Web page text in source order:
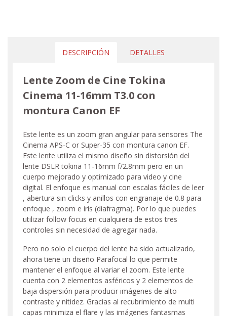
DESCRIPCIÓN DETALLES
Lente Zoom de Cine Tokina
Cinema 11-16mm T3.0 con
montura Canon EF
Este lente es un zoom gran angular para sensores The
Cinema APS-C or Super-35 con montura canon EF.
Este lente utiliza el mismo diseño sin distorsión del
lente DSLR tokina 11-16mm f/2.8mm pero en un
cuerpo mejorado y optimizado para video y cine
digital. El enfoque es manual con escalas fáciles de leer
, abertura sin clicks y anillos con engranaje de 0.8 para
enfoque , zoom e iris (diafragma). Por lo que puedes
utilizar follow focus en cualquiera de estos tres
controles sin necesidad de agregar nada.
Pero no solo el cuerpo del lente ha sido actualizado,
ahora tiene un diseño Parafocal lo que permite
mantener el enfoque al variar el zoom. Este lente
cuenta con 2 elementos asféricos y 2 elementos de
baja dispersión para producir imágenes de alto
contraste y nitidez. Gracias al recubrimiento de multi
capas minimiza el flare y las imágenes fantasmas